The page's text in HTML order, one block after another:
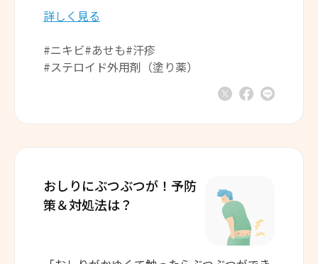
アが症状を悪化させることもあります。今回
介します。
詳しく見る
#ニキビ#あせも#汗疹
#ステロイド外用剤（塗り薬）
おしりにぶつぶつが！ 予防
策＆対処法は？